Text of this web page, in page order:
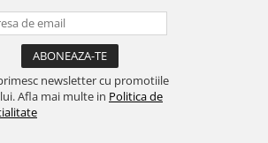
newsletter cu promotiile
Afla mai multe in Politica de